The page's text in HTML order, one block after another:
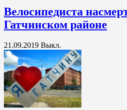
Велосипедиста
Гатчинском районе
21.09.2019 Выкл.